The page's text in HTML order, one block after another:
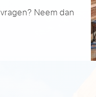
Neem dan